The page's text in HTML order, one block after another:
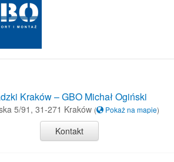
Kraków – GBO Michał Ogiński
5/91, 31-271 Kraków ( Pokaż na mapie)
Kontakt